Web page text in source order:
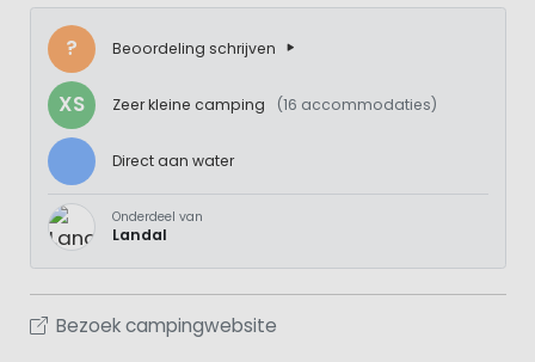
? Beoordeling schrijven
XS Zeer kleine camping (16 accommodaties)
Direct aan water
Onderdeel van
Landal
Bezoek campingwebsite